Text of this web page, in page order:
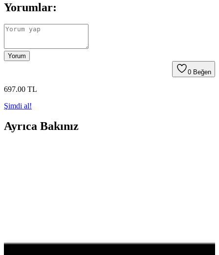
Yorumlar:
Yorum
0 Beğen
697.00 TL
Şimdi al!
Ayrıca Bakınız
Parça Kağıt Muffin Kapsülü Türkiye Üretimi